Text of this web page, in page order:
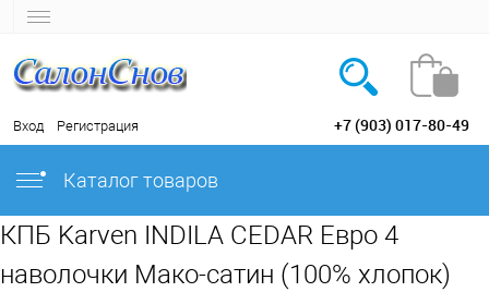
Вход Регистрация +7 (903) 017-80-49
Каталог товаров
КПБ Karven INDILA CEDAR Евро 4
наволочки Мако-сатин (100% хлопок)